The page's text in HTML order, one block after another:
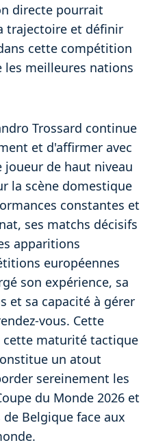
directe pourrait
trajectoire et définir
cette compétition
meilleures nations
Trossard continue
et d'affirmer avec
de haut niveau
la scène domestique
constantes et
ses matchs décisifs
apparitions
européennes
son expérience, sa
et sa capacité à gérer
vous. Cette
cette maturité tactique
un atout
sereinement les
du Monde 2026 et
Belgique face aux